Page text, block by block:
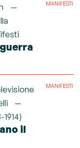
MANIFESTI
il
MANIFESTI